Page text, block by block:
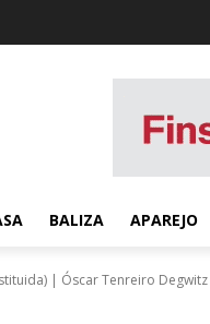
BALIZA APAREJO
| Óscar Tenreiro Degwitz